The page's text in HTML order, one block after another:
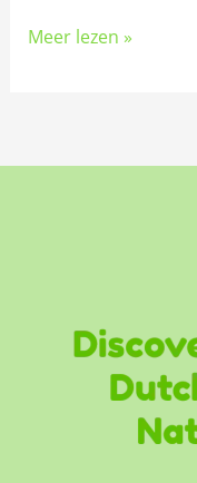
Meer lezen »